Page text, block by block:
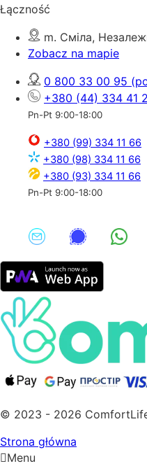
Łączność
m. Сміла,
Zobacz na mapie
0 800 33 00 95
+380 (44) 334 41
Pn-Pt 9:00-18:00
+380 (99) 334 11 66
+380 (98) 334 11 66
+380 (93) 334 11 66
Pn-Pt 9:00-18:00
© 2023 - 2026
Strona główna
Menu